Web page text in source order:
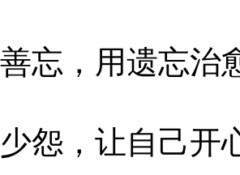
善忘，用遗忘治
少怨，让自己开